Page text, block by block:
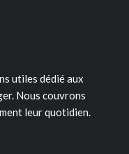
utiles dédié aux
Nous couvrons
leur quotidien.